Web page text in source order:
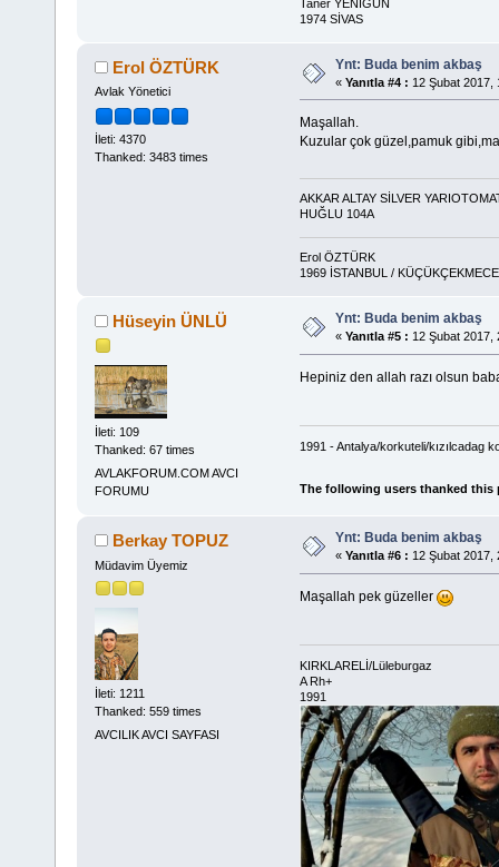
Taner YENİGÜN
1974 SİVAS
Erol ÖZTÜRK
Avlak Yönetici
İleti: 4370
Thanked: 3483 times
Ynt: Buda benim akbaş
« Yanıtla #4 : 12 Şubat 2017,
Maşallah.
Kuzular çok güzel,pamuk
AKKAR ALTAY SİLVER
HUĞLU 104A
Erol ÖZTÜRK
1969 İSTANBUL /
Hüseyin ÜNLÜ
İleti: 109
Thanked: 67 times
AVLAKFORUM.COM AVCI
FORUMU
Ynt: Buda benim akbaş
« Yanıtla #5 : 12 Şubat 2017,
Hepiniz den allah razı olsun
1991 - Antalya/korkuteli/kızılcadag
The following users thanked
Berkay TOPUZ
Müdavim Üyemiz
İleti: 1211
Thanked: 559 times
AVCILIK AVCI SAYFASI
Ynt: Buda benim akbaş
« Yanıtla #6 : 12 Şubat 2017,
Maşallah pek güzeller
KIRKLARELİ/Lüleburgaz
A Rh+
1991